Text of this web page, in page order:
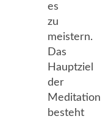
es
zu
meistern.
Das
Hauptziel
der
Meditation
besteht